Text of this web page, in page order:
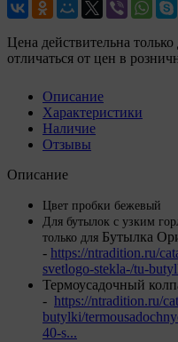
Цена действительна
отличаться от цен в
Описание
Характеристики
Наличие
Отзывы
Описание
Цвет пробки бежевый
Для бутылок с узким
только для Бутылка
- https://ntradition.ru/
svetlogo-stekla-/tu-
Термоусадочный
- https://ntradition.ru/
butylki/
40-s...